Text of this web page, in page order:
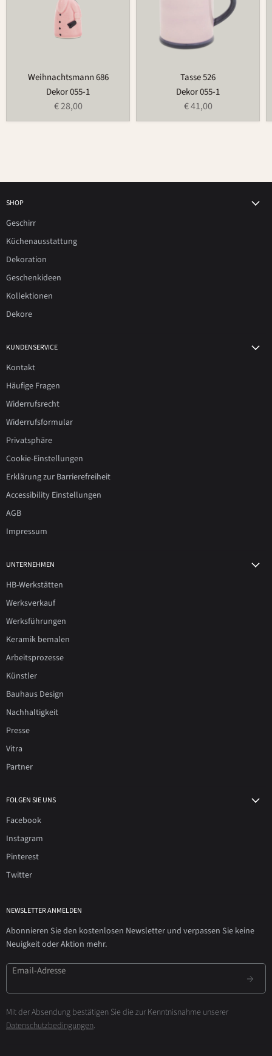
Weihnachtsmann 686
Dekor 055-1
€ 28,00
Tasse 526
Dekor 055-1
€ 41,00
SHOP
Geschirr
Küchenausstattung
Dekoration
Geschenkideen
Kollektionen
Dekore
KUNDENSERVICE
Kontakt
Häufige Fragen
Widerrufsrecht
Widerrufsformular
Privatsphäre
Cookie-Einstellungen
Erklärung zur Barrierefreiheit
Accessibility Einstellungen
AGB
Impressum
UNTERNEHMEN
HB-Werkstätten
Werksverkauf
Werksführungen
Keramik bemalen
Arbeitsprozesse
Künstler
Bauhaus Design
Nachhaltigkeit
Presse
Vitra
Partner
FOLGEN SIE UNS
Facebook
Instagram
Pinterest
Twitter
NEWSLETTER ANMELDEN
Abonnieren Sie den kostenlosen Newsletter und verpassen Sie keine
Neuigkeit oder Aktion mehr.
Email-Adresse
Mit der Absendung bestätigen Sie die zur Kenntnisnahme unserer
Datenschutzbedingungen.